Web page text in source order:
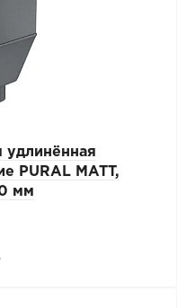
удлинённая
PURAL MATT,
мм